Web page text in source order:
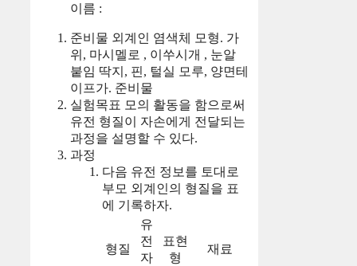
이름 :
준비물 외계인 염색체 모형. 가
위, 마시멜로 , 이쑤시개 , 눈알
붙임 딱지, 핀, 털실 모루, 양면테
이프가. 준비물
실험목표 모의 활동을 함으로써
유전 형질이 자손에게 전달되는
과정을 설명할 수 있다.
과정
다음 유전 정보를 토대로
부모 외계인의 형질을 표
에 기록하자.
형질
유
전
자
표현
형
재료